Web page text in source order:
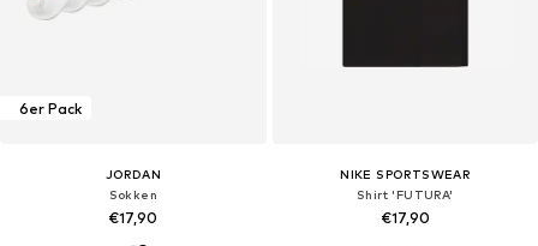
6er Pack
JORDAN
Sokken
€17,90
NIKE SPORTSWEAR
Shirt 'FUTURA'
€17,90